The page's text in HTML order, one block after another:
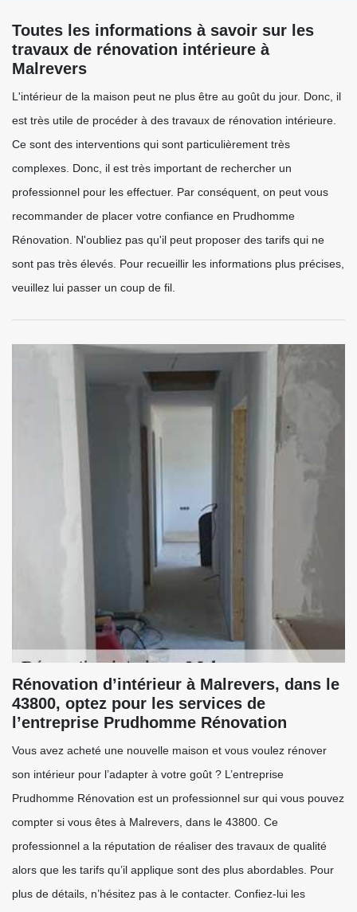
Toutes les informations à savoir sur les
travaux de rénovation intérieure à
Malrevers
L'intérieur de la maison peut ne plus être au goût du jour. Donc, il
est très utile de procéder à des travaux de rénovation intérieure.
Ce sont des interventions qui sont particulièrement très
complexes. Donc, il est très important de rechercher un
professionnel pour les effectuer. Par conséquent, on peut vous
recommander de placer votre confiance en Prudhomme
Rénovation. N'oubliez pas qu'il peut proposer des tarifs qui ne
sont pas très élevés. Pour recueillir les informations plus précises,
veuillez lui passer un coup de fil.
Rénovation d’intérieur à Malrevers, dans le
43800, optez pour les services de
l’entreprise Prudhomme Rénovation
Vous avez acheté une nouvelle maison et vous voulez rénover
son intérieur pour l’adapter à votre goût ? L’entreprise
Prudhomme Rénovation est un professionnel sur qui vous pouvez
compter si vous êtes à Malrevers, dans le 43800. Ce
professionnel a la réputation de réaliser des travaux de qualité
alors que les tarifs qu’il applique sont des plus abordables. Pour
plus de détails, n’hésitez pas à le contacter. Confiez-lui les